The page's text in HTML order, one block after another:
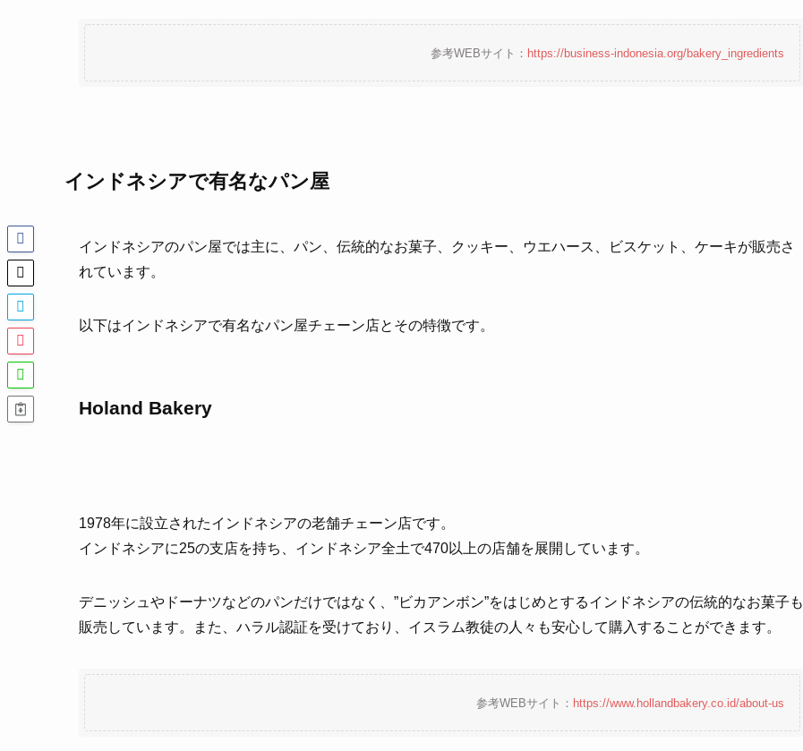
参考WEBサイト： https://business-indonesia.org/bakery_ingredients
インドネシアで有名なパン屋
インドネシアのパン屋では主に、パン、伝統的なお菓子、クッキー、ウエハース、ビスケット、ケーキが販売さ
れています。
以下はインドネシアで有名なパン屋チェーン店とその特徴です。
Holand Bakery
1978年に設立されたインドネシアの老舗チェーン店です。
インドネシアに25の支店を持ち、インドネシア全土で470以上の店舗を展開しています。
デニッシュやドーナツなどのパンだけではなく、”ビカアンボン”をはじめとするインドネシアの伝統的なお菓子も
販売しています。また、ハラル認証を受けており、イスラム教徒の人々も安心して購入することができます。
参考WEBサイト： https://www.hollandbakery.co.id/about-us